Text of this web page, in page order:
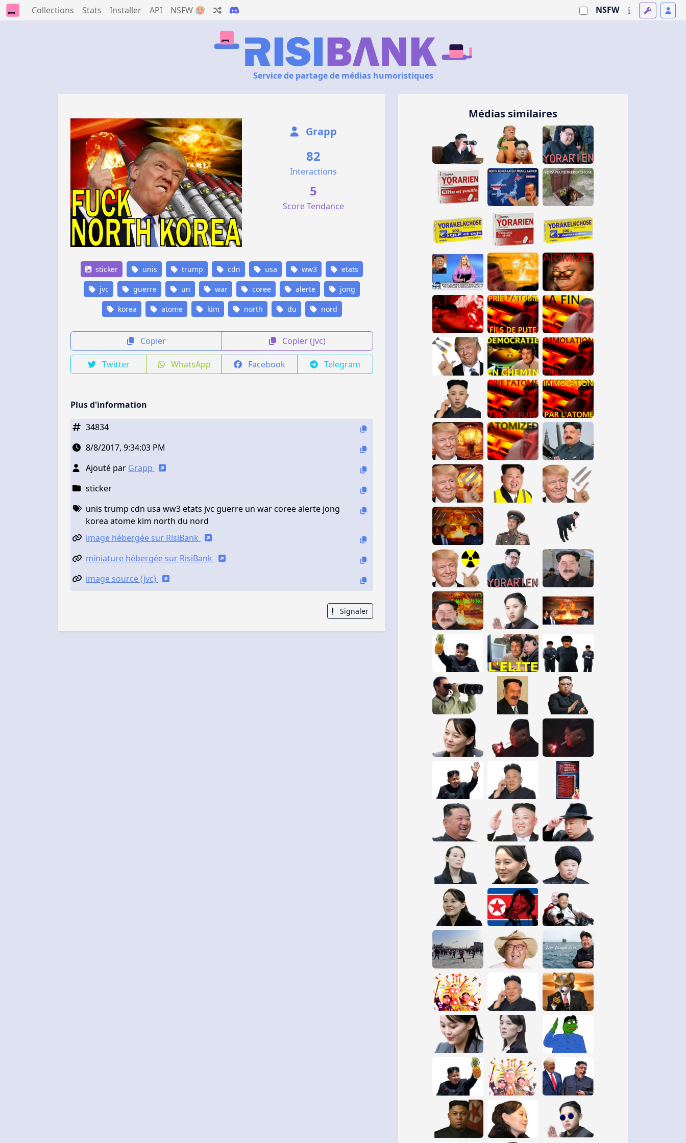
Collections Stats Installer API NSFW 🥵 NSFW
Service de partage de médias humoristiques
Grapp
82
Interactions
5
Score Tendance
sticker unis trump cdn usa ww3 etats
jvc guerre un war coree alerte jong
korea atome kim north du nord
Copier Copier (jvc)
Twitter WhatsApp Facebook Telegram
Plus d'information
34834
8/8/2017, 9:34:03 PM
Ajouté par Grapp
sticker
unis trump cdn usa ww3 etats jvc guerre un war coree alerte jong
korea atome kim north du nord
image hébergée sur RisiBank
miniature hébergée sur RisiBank
image source (jvc)
Signaler
Médias similaires